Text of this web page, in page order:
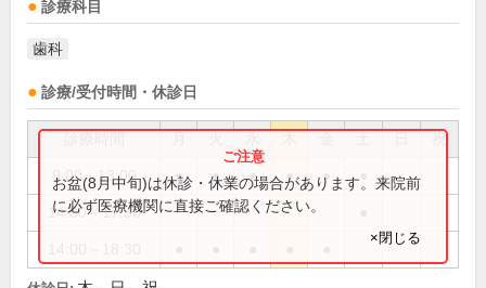
診療科目
歯科
診療/受付時間・休診日
祝
9:00～13:00 ● ● ● ● ●
14:00～17:30
お盆(8月中旬)は休診・休業の場合があります。来院前
に必ず医療機関に直接ご確認ください。
×閉じる